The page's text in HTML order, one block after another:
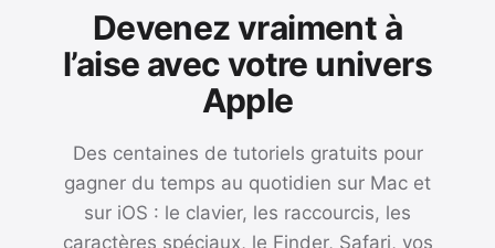
Devenez vraiment à
l’aise avec votre univers
Apple
Des centaines de tutoriels gratuits pour
gagner du temps au quotidien sur Mac et
sur iOS : le clavier, les raccourcis, les
caractères spéciaux, le Finder, Safari, vos